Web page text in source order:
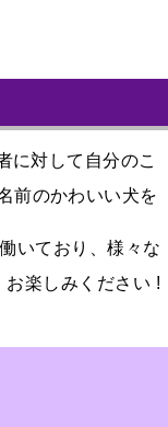
に対して自分のこ
前のかわいい犬を
いており、様々な
楽しみください !